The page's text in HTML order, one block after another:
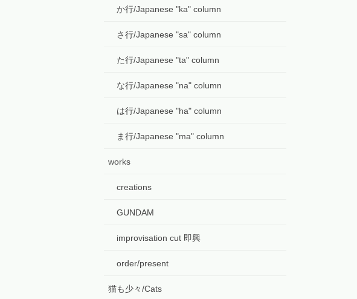
か行/Japanese "ka" column
さ行/Japanese "sa" column
た行/Japanese "ta" column
な行/Japanese "na" column
は行/Japanese "ha" column
ま行/Japanese "ma" column
works
creations
GUNDAM
improvisation cut 即興
order/present
猫も少々/Cats